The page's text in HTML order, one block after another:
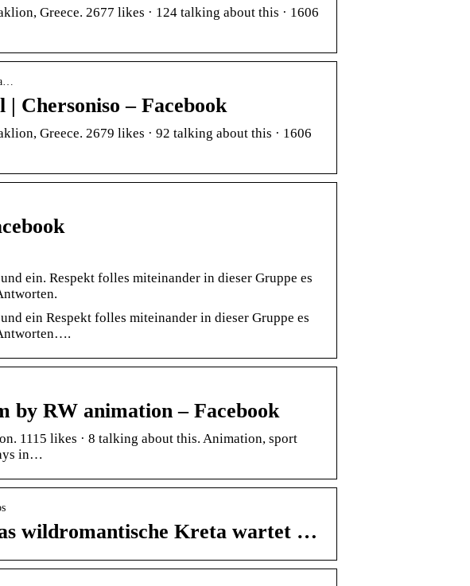
Greece. 2677 likes · 124 talking about this · 1606
Chersoniso – Facebook
Greece. 2679 likes · 92 talking about this · 1606
ein. Respekt folles miteinander in dieser Gruppe es
ein Respekt folles miteinander in dieser Gruppe es
by RW animation – Facebook
1115 likes · 8 talking about this. Animation, sport
in…
wildromantische Kreta wartet …